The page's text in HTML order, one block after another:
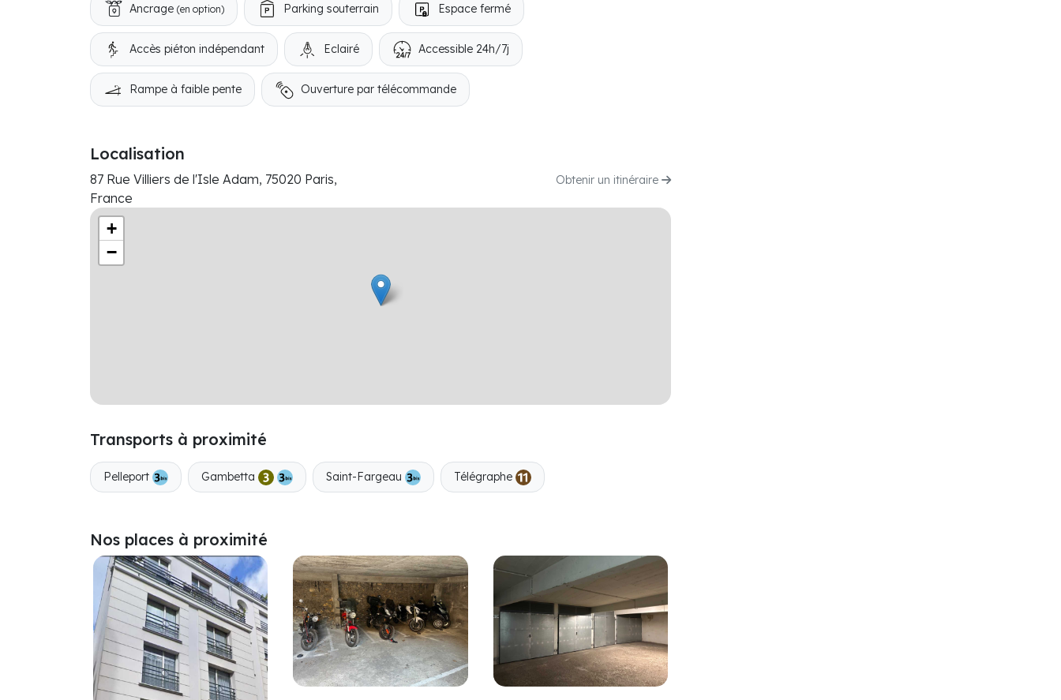
Ancrage (en option) Parking souterrain Espace fermé
Accès piéton indépendant Eclairé Accessible 24h/7j
Rampe à faible pente Ouverture par télécommande
Localisation
87 Rue Villiers de l'Isle Adam, 75020 Paris,
France
Obtenir un itinéraire
+
−
Transports à proximité
Pelleport Gambetta Saint-Fargeau Télégraphe
Nos places à proximité